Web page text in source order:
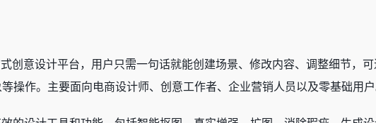
创意设计平台，用户只需一句话就能创建场景、修改内容、调整细节，
操作。主要面向电商设计师、创意工作者、企业营销人员以及零基础用户